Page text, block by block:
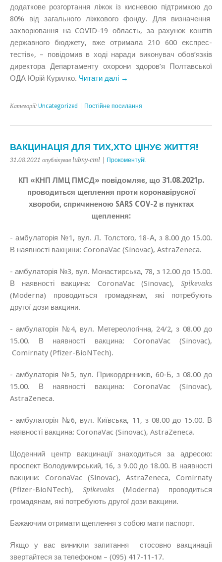
додаткове розгортання ліжок із кисневою підтримкою до
80% від загального ліжкового фонду. Для визначення
захворювання на COVID-19 область, за рахунок коштів
державного бюджету, вже отримала 210 600 експрес-
тестів», – повідомив в ході наради виконувач обов’язків
директора Департаменту охорони здоров’я Полтавської
ОДА Юрій Курилко. Читати далі →
Категорії: Uncategorized Постійне посилання
ВАКЦИНАЦІЯ ДЛЯ ТИХ,ХТО ЦІНУЄ ЖИТТЯ!
31.08.2021 опублікував lubny-cml | Прокоментуй!
КП «КНП ЛМЦ ПМСД» повідомляє, що 31.08.2021р.
проводиться щеплення проти коронавірусної
хвороби, спричиненою SARS COV-2 в пунктах
щеплення:
- амбулаторія №1, вул. Л. Толстого, 18-А, з 8.00 до 15.00.
В наявності вакцини: CoronaVac (Sinovac), AstraZeneca.
- амбулаторія №3, вул. Монастирська, 78, з 12.00 до 15.00.
В наявності вакцина: CoronaVac (Sinovac), Spikevaks
(Moderna) проводиться громадянам, які потребують
другої дози вакцини.
- амбулаторія №4, вул. Метереологічна, 24/2, з 08.00 до
15.00. В наявності вакцина: CoronaVac (Sinovac),
Comirnaty (Pfizer-BioNTech).
- амбулаторія №5, вул. Прикордрнників, 60-Б, з 08.00 до
15.00. В наявності вакцина:
CoronaVac (Sinovac),
AstraZeneca.
- амбулаторія №6, вул. Київська, 11, з 08.00 до 15.00. В
наявності вакцина: CoronaVac (Sinovac), AstraZeneca.
Щоденний центр вакцинації знаходиться за адресою:
проспект Володимирський, 16, з 9.00 до 18.00. В наявності
вакцини: CoronaVac (Sinovac), AstraZeneca, Comirnaty
(Pfizer-BioNTech), Spikevaks(Moderna) проводиться
громадянам, які потребують другої дози вакцини.
Бажаючим отримати щеплення з собою мати паспорт.
Якщо у вас виникли запитання стосовно вакцинації
звертайтеся за телефоном – (095) 417-11-17.